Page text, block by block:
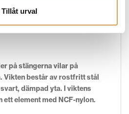
Tillåt urval
på stängerna vilar på
Vikten består av rostfritt stål
dämpad yta. I viktens
ett element med NCF-nylon.